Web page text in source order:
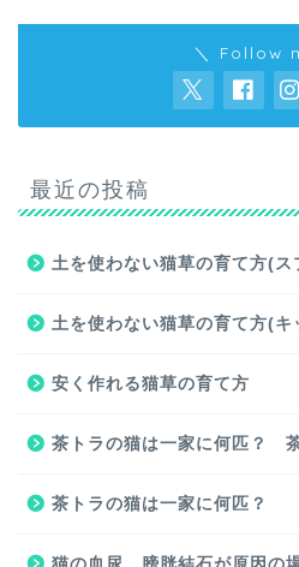
＼ Follow
最近の投稿
土を使わない猫草の育て方(
土を使わない猫草の育て方(キ
安く作れる猫草の育て方
茶トラの猫は一家に何匹？
茶トラの猫は一家に何匹？